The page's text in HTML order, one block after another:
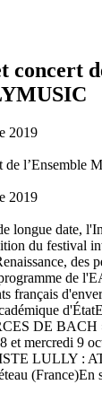
concert
2019
2019
longue date,
du festival
des
de
français
DE BACH
et mercredi 9
LULLY :
(France)En